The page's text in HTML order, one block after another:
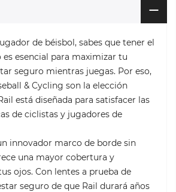
de béisbol, sabes que tener el
es esencial para maximizar tu
seguro mientras juegas. Por eso,
& Cycling son la elección
está diseñada para satisfacer las
de ciclistas y jugadores de
innovador marco de borde sin
una mayor cobertura y
ojos. Con lentes a prueba de
seguro de que Rail durará años